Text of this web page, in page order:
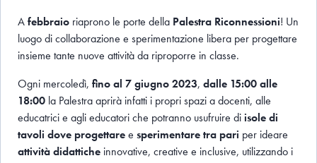
Afebbraio riaprono le porte della Palestra Riconnessioni! Un
luogo di collaborazione e sperimentazione libera per progettare
insieme tante nuove attività da riproporre in classe.
Ogni mercoledì, fino al 7 giugno 2023, dalle 15:00 alle
18:00 la Palestra aprirà infatti i propri spazi a docenti, alle
educatrici e agli educatori che potranno usufruire di isole di
tavoli dove progettaree sperimentare tra pari per ideare
attività didattiche innovative, creative e inclusive, utilizzando i